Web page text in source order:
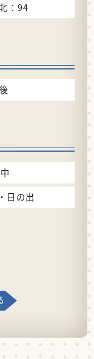
：94
日の出